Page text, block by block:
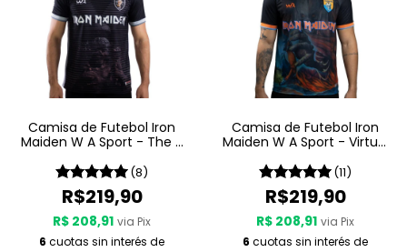
Camisa de Futebol Iron
Maiden W A Sport - The X
(8)
R$219,90
R$ 208,91 via Pix
6 cuotas sin interés de
Camisa de Futebol Iron
Maiden W A Sport - Virtual
(11)
R$219,90
R$ 208,91 via Pix
6 cuotas sin interés de